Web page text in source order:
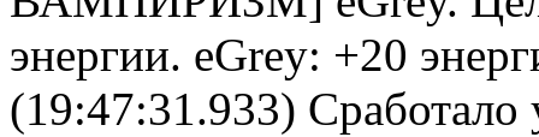
энергии. eGrey: +20
(19:47:31.933) Сработало